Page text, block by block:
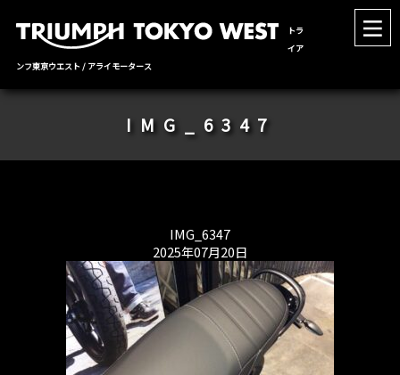
トラ
イア
ンフ東京ウエスト / アライモータース
IMG_6347
IMG_6347
2025年07月20日